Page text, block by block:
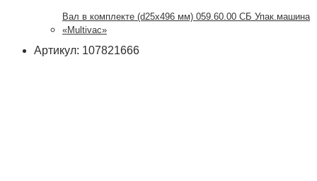
Вал в комплекте (d25х496 мм) 059.60.00 СБ Упак.машина
«Multivac»
Артикул: 107821666